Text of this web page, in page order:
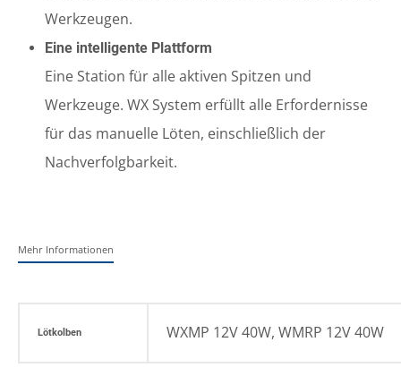
Werkzeugen.
Eine intelligente Plattform
Eine Station für alle aktiven Spitzen und
Werkzeuge. WX System erfüllt alle Erfordernisse
für das manuelle Löten, einschließlich der
Nachverfolgbarkeit.
Mehr Informationen
Lötkolben WXMP 12V 40W, WMRP 12V 40W